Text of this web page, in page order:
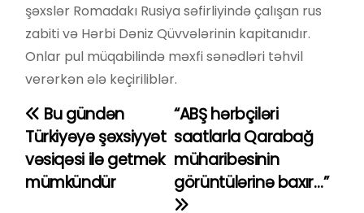
şəxslər Romadakı Rusiya səfirliyində çalışan rus
zabiti və Hərbi Dəniz Qüvvələrinin kapitanıdır.
Onlar pul müqabilində məxfi sənədləri təhvil
verərkən ələ keçiriliblər.
Y
a
z
“ABŞ hərbçiləri
saatlarla Qarabağ
müharibəsinin
görüntülərinə baxır…”
Bu gündən
Türkiyəyə şəxsiyyət
vəsiqəsi ilə getmək
mümkündür